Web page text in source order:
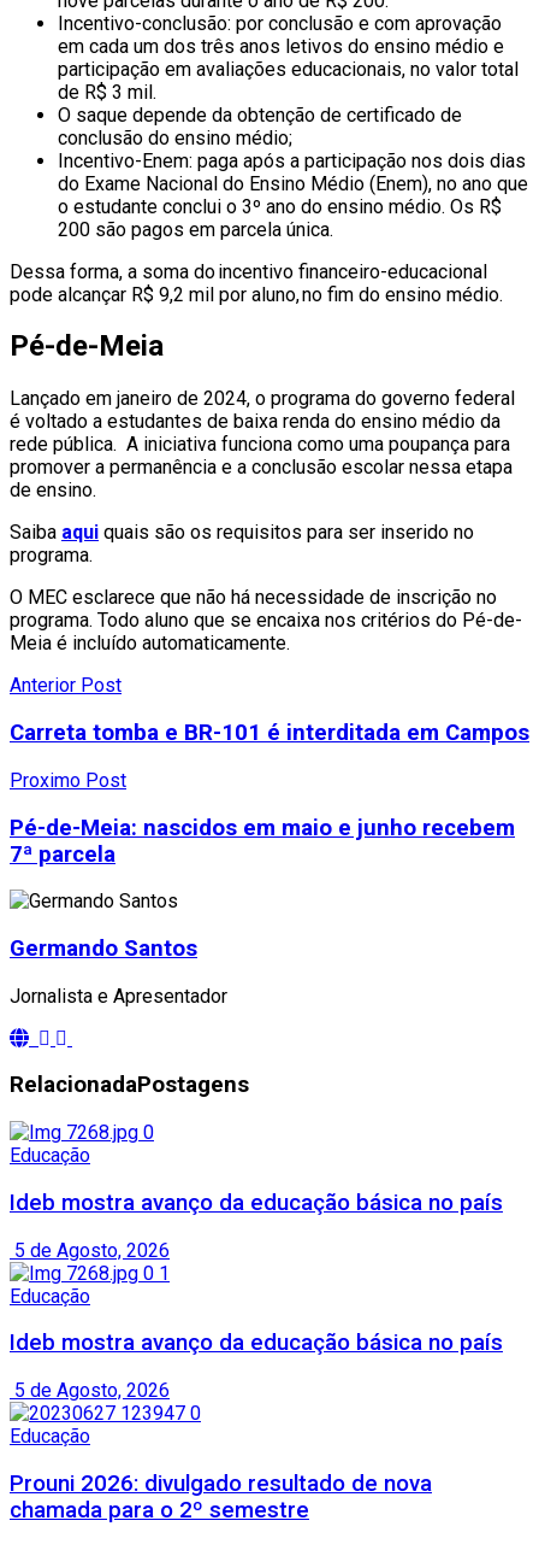
Incentivo-conclusão: por conclusão e com aprovação
em cada um dos três anos letivos do ensino médio e
participação em avaliações educacionais, no valor total
de R$ 3 mil.
O saque depende da obtenção de certificado de
conclusão do ensino médio;
Incentivo-Enem: paga após a participação nos dois dias
do Exame Nacional do Ensino Médio (Enem), no ano que
o estudante conclui o 3º ano do ensino médio. Os R$
200 são pagos em parcela única.
Dessa forma, a soma do incentivo financeiro-educacional
pode alcançar R$ 9,2 mil por aluno, no fim do ensino médio.
Pé-de-Meia
Lançado em janeiro de 2024, o programa do governo federal
é voltado a estudantes de baixa renda do ensino médio da
rede pública. A iniciativa funciona como uma poupança para
promover a permanência e a conclusão escolar nessa etapa
de ensino.
Saiba aqui quais são os requisitos para ser inserido no
programa.
O MEC esclarece que não há necessidade de inscrição no
programa. Todo aluno que se encaixa nos critérios do Pé-de-
Meia é incluído automaticamente.
Anterior Post
Carreta tomba e BR-101 é interditada em Campos
Proximo Post
Pé-de-Meia: nascidos em maio e junho recebem
7ª parcela
Germando Santos
Jornalista e Apresentador
RelacionadaPostagens
Educação
Ideb mostra avanço da educação básica no país
5 de Agosto, 2026
Educação
Ideb mostra avanço da educação básica no país
5 de Agosto, 2026
Educação
Prouni 2026: divulgado resultado de nova
chamada para o 2º semestre